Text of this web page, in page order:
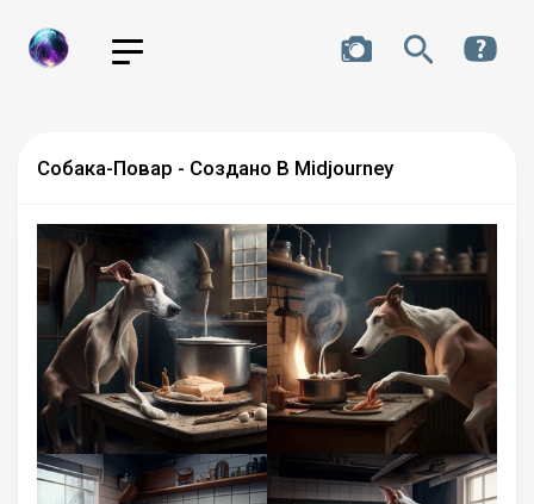
Собака-Повар - Создано В Midjourney